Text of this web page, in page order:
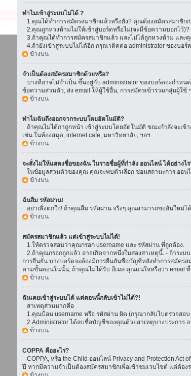
ทำไมเข้าสู่ระบบไม่ได้ ?
1.คุณได้ทำการสมัครสมาชิกแล้วหรือยัง? คุณต้องสมัครสมาชิกก่
2.คุณถูกหวงห้ามไม่ให้เข้าสู่บอร์ดหรือไม่(จะมีข้อความบอกไว้
3.ถ้าคุณได้ทำการสมัครสมาชิกแล้ว และไม่ได้ถูกหวงห้าม และ
4.ถ้ายังเข้าสู่ระบบไม่ได้อีก กรุณาติดต่อ administrator ของบอ
ข้างบน
จำเป็นต้องสมัครสมาชิกด้วยหรือ?
บางทีอาจไม่จำเป็น ขึ้นอยู่กับ administrator ของบอร์ดจะกำห
ข้อความส่วนตัว, ส่ง email ให้ผู้ใช้อื่น, การสมัครเข้าร่วมกลุ่มผู้ใ
ข้างบน
ทำไมฉันถึงออกจากระบบโดยอัตโนมัติ?
ถ้าคุณไม่ได้กาถูกหน้า เข้าสู่ระบบโดยอัตโนมัติ ขณะกำลังจะเ
เช่น ในห้องสมุด, internet cafe, มหาวิทยาลัย, ฯลฯ
ข้างบน
จะสั่งไม่ให้แสดงชื่อของฉัน ในรายชื่อผู้ที่กำลัง ออนไลน์ ได้อย่างไร
ในข้อมูลส่วนตัวของคุณ คุณจะพบตัวเลือก ซ่อนสถานะการ ออน
ข้างบน
ฉันลืม รหัสผ่าน!
อย่าเพิ่งตกใจ! ถ้าคุณลืม รหัสผ่าน จริงๆ คุณสามารถขออันใหม่
ข้างบน
สมัครสมาชิกแล้ว แต่เข้าสู่ระบบไม่ได้!
1.ให้ตรวจสอบว่าคุณกรอก username และ รหัสผ่าน ที่ถูกต้อง.
2.ถ้าคุณกรอกถูกแล้ว อาจเกิดจากหนึ่งในสองสาเหตุนี้. - ถ้าร
การยืนยัน บางบอร์ดจะต้องมีการยืนยันชื่อบัญชีหลังทำการสมัคร
ตามขั้นตอนในนั้น, ถ้าคุณไม่ได้รับ อีเมล คุณแน่ใจหรือว่า email
ข้างบน
ฉันเคยเข้าสู่ระบบได้ แต่ตอนนี้กลับเข้าไม่ได้?!
สาเหตุส่วนมากคือ
1.คุณป้อน username หรือ รหัสผ่าน ผิด (กรุณากลับไปตรวจสอ
2.Administrator ได้ลบชื่อบัญชีของคุณด้วยสาเหตุบางประการ
ข้างบน
COPPA คืออะไร?
COPPA, หรือ the Child ออนไลน์ Privacy and Protection
ปี หากมีความจำเป็นต้องสมัครสมาชิกเพื่อเข้าชมเวบไซต์ แต่ต้อ